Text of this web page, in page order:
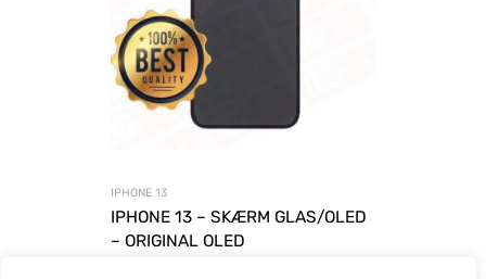
IPHONE 13
IPHONE 13 – SKÆRM GLAS/OLED
– ORIGINAL OLED